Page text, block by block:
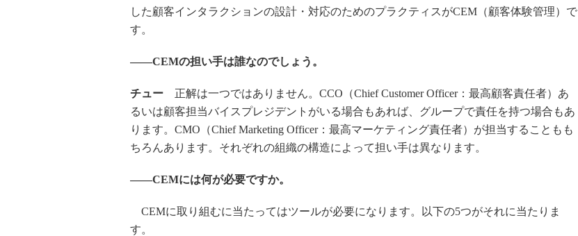
した顧客インタラクションの設計・対応のためのプラクティスがCEM（顧客体験管理）で
す。
――CEMの担い手は誰なのでしょう。
チュー 正解は一つではありません。CCO（Chief Customer Officer：最高顧客責任者）あ
るいは顧客担当バイスプレジデントがいる場合もあれば、グループで責任を持つ場合もあ
ります。CMO（Chief Marketing Officer：最高マーケティング責任者）が担当することもも
ちろんあります。それぞれの組織の構造によって担い手は異なります。
――CEMには何が必要ですか。
CEMに取り組むに当たってはツールが必要になります。以下の5つがそれに当たりま
す。